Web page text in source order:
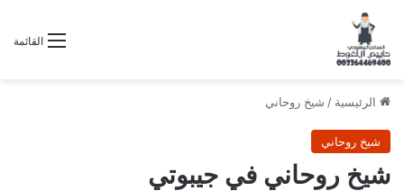
القائمة
الرئيسية / شيخ روحاني
شيخ روحاني
شيخ روحاني في جيبوتي